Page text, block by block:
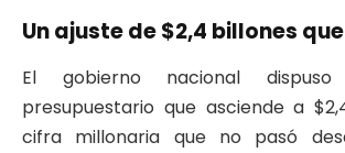
Un ajuste de $2,4 billones
El gobierno nacional
presupuestario que asciende a
cifra millonaria que no pasó